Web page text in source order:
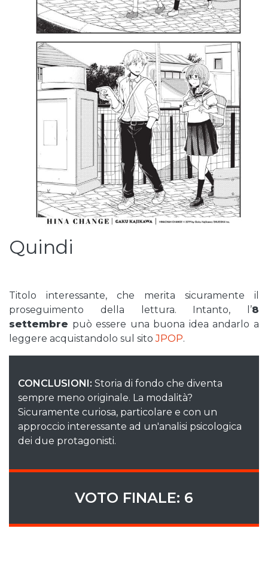
Quindi
Titolo interessante, che merita sicuramente il
proseguimento della lettura. Intanto, l’8
settembre può essere una buona idea andarlo a
leggere acquistandolo sul sitoJPOP.
CONCLUSIONI: Storia di fondo che diventa
sempre meno originale. La modalità?
Sicuramente curiosa, particolare e con un
approccio interessante ad un'analisi psicologica
dei due protagonisti.
VOTO FINALE: 6